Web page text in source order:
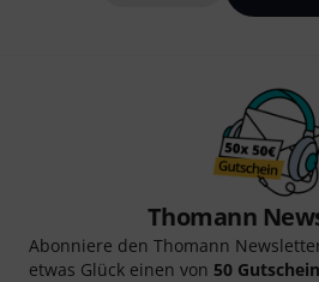
Thomann
Abonniere den Thomann
etwas Glück einen von 50